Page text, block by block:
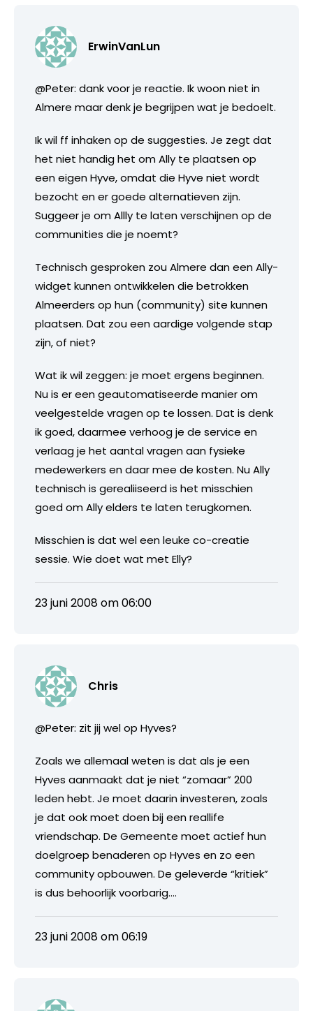
ErwinVanLun
@Peter: dank voor je reactie. Ik woon niet in
Almere maar denk je begrijpen wat je bedoelt.
Ik wil ff inhaken op de suggesties. Je zegt dat
het niet handig het om Ally te plaatsen op
een eigen Hyve, omdat die Hyve niet wordt
bezocht en er goede alternatieven zijn.
Suggeer je om Allly te laten verschijnen op de
communities die je noemt?
Technisch gesproken zou Almere dan een Ally-
widget kunnen ontwikkelen die betrokken
Almeerders op hun (community) site kunnen
plaatsen. Dat zou een aardige volgende stap
zijn, of niet?
Wat ik wil zeggen: je moet ergens beginnen.
Nu is er een geautomatiseerde manier om
veelgestelde vragen op te lossen. Dat is denk
ik goed, daarmee verhoog je de service en
verlaag je het aantal vragen aan fysieke
medewerkers en daar mee de kosten. Nu Ally
technisch is gerealiiseerd is het misschien
goed om Ally elders te laten terugkomen.
Misschien is dat wel een leuke co-creatie
sessie. Wie doet wat met Elly?
23 juni 2008 om 06:00
Chris
@Peter: zit jij wel op Hyves?
Zoals we allemaal weten is dat als je een
Hyves aanmaakt dat je niet “zomaar” 200
leden hebt. Je moet daarin investeren, zoals
je dat ook moet doen bij een reallife
vriendschap. De Gemeente moet actief hun
doelgroep benaderen op Hyves en zo een
community opbouwen. De geleverde “kritiek”
is dus behoorlijk voorbarig….
23 juni 2008 om 06:19